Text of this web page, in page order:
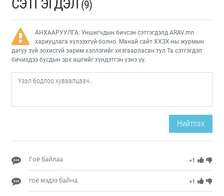
СЭТГЭГДЭЛ (9)
АНХААРУУЛГА: Уншигчдын бичсэн сэтгэгдэлд ARAV.mn
хариуцлага хүлээхгүй болно. Манай сайт ХХЗХ-ны журмын
дагуу зүй зохисгүй зарим хэллэгийг хязгаарласан тул Та сэтгэгдэл
бичихдээ бусдын эрх ашгийг хүндэтгэн үзнэ үү.
Нийтлэх
+1
Гоё байлаа
+1
гоё мэдээ байна.